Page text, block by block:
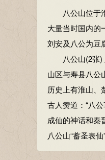
太子妃请求离
房宅，任意加罪
密谋败露
元朔五年（前
让，后来剑误
王国而到长安去
元朔五年（公
逮捕刘迁，刘
迁，不必逮往
注：语文课本
八公山位于淮
大量当时国内
刘安及八公为豆
八公山(2张)
山区与寿县八公
历史上有淮山、
古人赞道：“八
成仙的神话和秦
八公山“蓄圣表